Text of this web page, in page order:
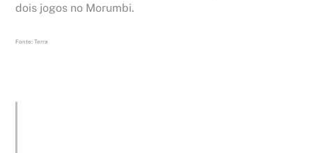
dois jogos no Morumbi.
Fonte: Terra